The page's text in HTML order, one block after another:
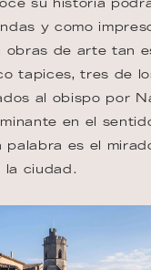
y como
obras de arte tan
tapices, tres de
al obispo por
en el
palabra es el
ciudad.